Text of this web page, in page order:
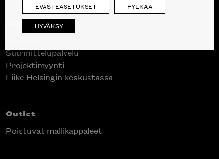
Skanno
Suunnittelupalvelu
Projektimyynti
Liike Helsingin keskustassa
Outlet
Poistuvat mallikappaleet
EVÄSTEASETUKSET HYLKÄÄ
HYVÄKSY